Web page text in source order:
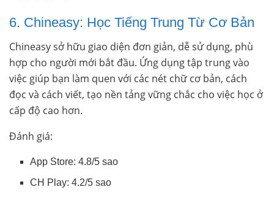
6. Chineasy: Học Tiếng Trung Từ Cơ Bản
Chineasy sở hữu giao diện đơn giản, dễ sử dụng, phù
hợp cho người mới bắt đầu. Ứng dụng tập trung vào
việc giúp bạn làm quen với các nét chữ cơ bản, cách
đọc và cách viết, tạo nền tảng vững chắc cho việc học ở
cấp độ cao hơn.
Đánh giá:
App Store: 4.8/5 sao
CH Play: 4.2/5 sao